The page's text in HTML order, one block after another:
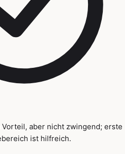
aber nicht zwingend; erste
ist hilfreich.